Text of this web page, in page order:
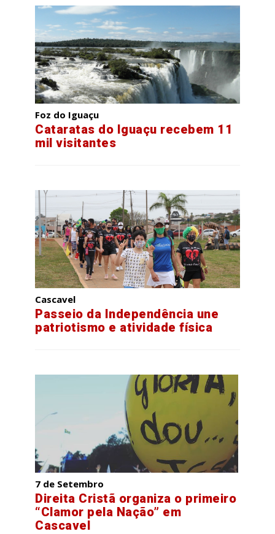
Foz do Iguaçu
Cataratas do Iguaçu recebem 11
mil visitantes
Cascavel
Passeio da Independência une
patriotismo e atividade física
7 de Setembro
Direita Cristã organiza o primeiro
“Clamor pela Nação” em
Cascavel